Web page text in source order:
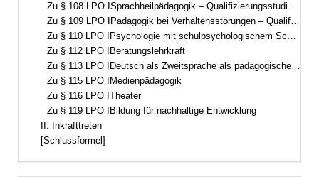
Zu § 108 LPO ISprachheilpädagogik – Qualifizierungsstudium(Förderschwerpunkt Sprache)
Zu § 109 LPO IPädagogik bei Verhaltensstörungen – Qualifizierungsstudium(Förderschwerpunkt emotionale und soziale Entwicklung)
Zu § 110 LPO IPsychologie mit schulpsychologischem Schwerpunkt
Zu § 112 LPO IBeratungslehrkraft
Zu § 113 LPO IDeutsch als Zweitsprache als pädagogische Qualifikation
Zu § 115 LPO IMedienpädagogik
Zu § 116 LPO ITheater
Zu § 119 LPO IBildung für nachhaltige Entwicklung
II. Inkrafttreten
[Schlussformel]